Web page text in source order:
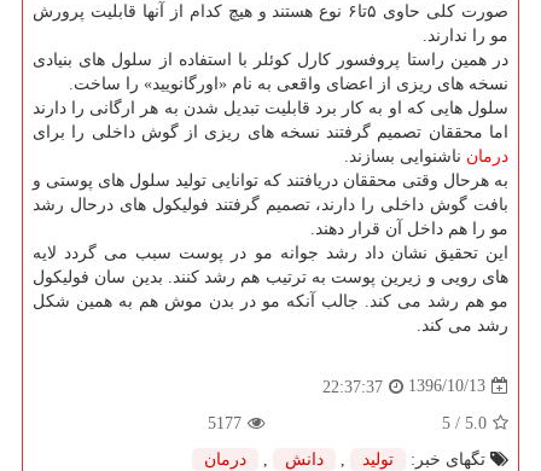
صورت كلی حاوی ۵تا۶ نوع هستند و هیچ كدام از آنها قابلیت پرورش
مو را ندارند.
در همین راستا پروفسور كارل كوئلر با استفاده از سلول های بنیادی
نسخه های ریزی از اعضای واقعی به نام «اورگانویید» را ساخت.
سلول هایی كه او به كار برد قابلیت تبدیل شدن به هر ارگانی را دارند
اما محققان تصمیم گرفتند نسخه های ریزی از گوش داخلی را برای
درمان ناشنوایی بسازند.
به هرحال وقتی محققان دریافتند كه توانایی تولید سلول های پوستی و
بافت گوش داخلی را دارند، تصمیم گرفتند فولیكول های درحال رشد
مو را هم داخل آن قرار دهند.
این تحقیق نشان داد رشد جوانه مو در پوست سبب می گردد لایه
های رویی و زیرین پوست به ترتیب هم رشد كنند. بدین سان فولیكول
مو هم رشد می كند. جالب آنكه مو در بدن موش هم به همین شكل
رشد می كند.
1396/10/13
22:37:37
5.0
/ 5
5177
تگهای خبر:
تولید دانش درمان